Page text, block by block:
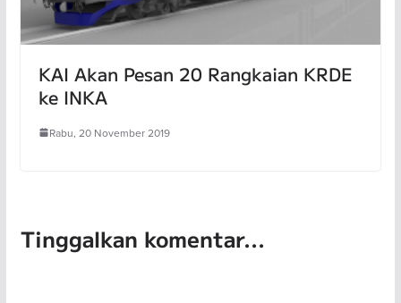
KAI Akan Pesan 20 Rangkaian KRDE
ke INKA
Rabu, 20 November 2019
Tinggalkan komentar...